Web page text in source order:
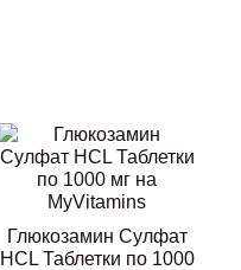
Глюкозамин Сулфат
HCL Таблетки по 1000